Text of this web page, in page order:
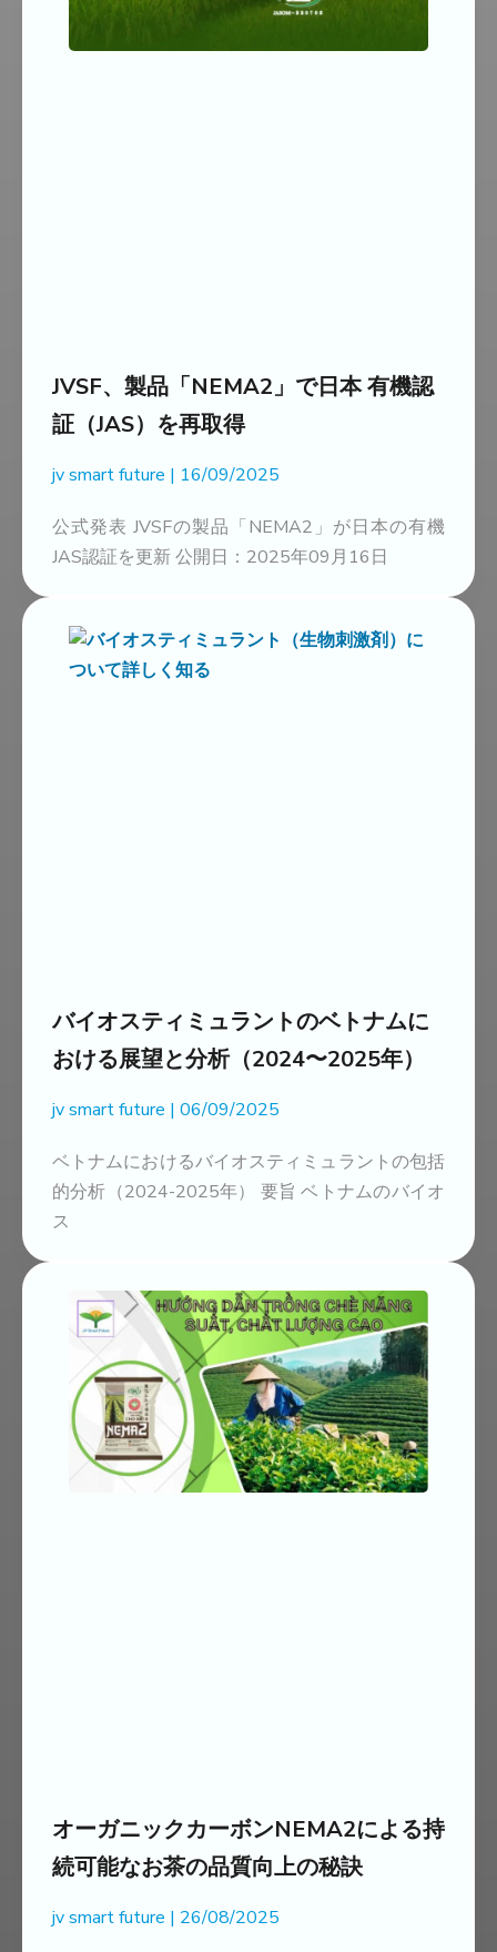
JVSF、製品「NEMA2」で日本 有機認
証（JAS）を再取得
jv smart future 16/09/2025
公式発表 JVSFの製品「NEMA2」が日本の有機
JAS認証を更新 公開日：2025年09月16日
バイオスティミュラントのベトナムに
おける展望と分析（2024〜2025年）
jv smart future 06/09/2025
ベトナムにおけるバイオスティミュラントの包括
的分析（2024-2025年） 要旨 ベトナムのバイオ
ス
オーガニックカーボンNEMA2による持
続可能なお茶の品質向上の秘訣
jv smart future 26/08/2025